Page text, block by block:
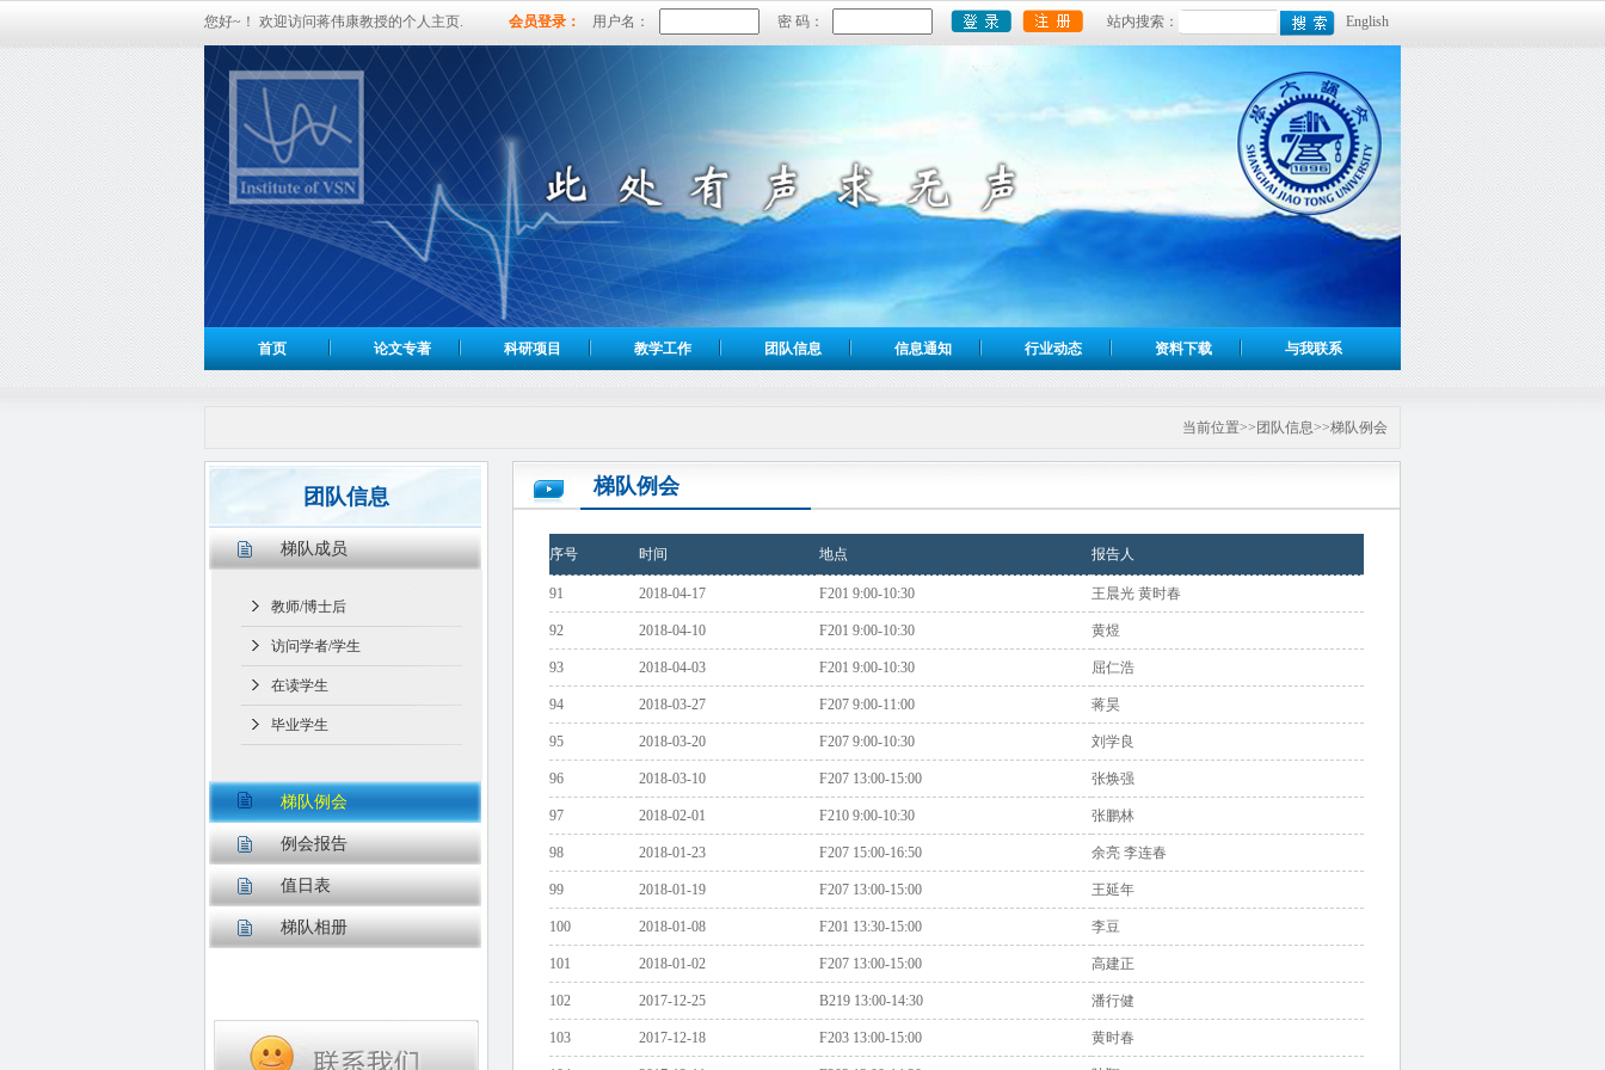
您好~！ 欢迎访问蒋伟康教授的个人主页. 会员登录： 用户名： 密 码： 站内搜索： English
首页 论文专著 科研项目 教学工作 团队信息 信息通知 行业动态 资料下载 与我联系
当前位置>>团队信息>>梯队例会
团队信息
梯队成员
教师/博士后
访问学者/学生
在读学生
毕业学生
梯队例会
例会报告
值日表
梯队相册
梯队例会
序号 时间 地点 报告人
91 2018-04-17 F201 9:00-10:30 王晨光 黄时春
92 2018-04-10 F201 9:00-10:30 黄煜
93 2018-04-03 F201 9:00-10:30 屈仁浩
94 2018-03-27 F207 9:00-11:00 蒋昊
95 2018-03-20 F207 9:00-10:30 刘学良
96 2018-03-10 F207 13:00-15:00 张焕强
97 2018-02-01 F210 9:00-10:30 张鹏林
98 2018-01-23 F207 15:00-16:50 余亮 李连春
99 2018-01-19 F207 13:00-15:00 王延年
100 2018-01-08 F201 13:30-15:00 李豆
101 2018-01-02 F207 13:00-15:00 高建正
102 2017-12-25 B219 13:00-14:30 潘行健
103 2017-12-18 F203 13:00-15:00 黄时春